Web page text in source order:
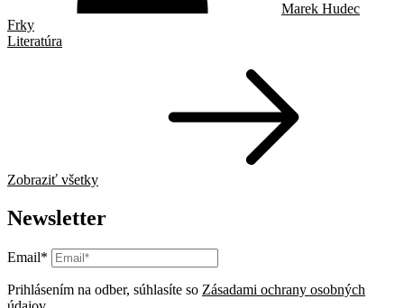
Marek Hudec
Frky
Literatúra
Zobraziť všetky
Newsletter
Email*
Prihlásením na odber, súhlasíte so Zásadami ochrany osobných